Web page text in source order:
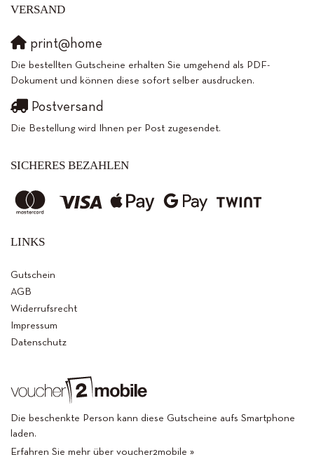
VERSAND
print@home
Die bestellten Gutscheine erhalten Sie umgehend als PDF-
Dokument und können diese sofort selber ausdrucken.
Postversand
Die Bestellung wird Ihnen per Post zugesendet.
SICHERES BEZAHLEN
LINKS
Gutschein
AGB
Widerrufsrecht
Impressum
Datenschutz
Die beschenkte Person kann diese Gutscheine aufs Smartphone
laden.
Erfahren Sie mehr über voucher2mobile »